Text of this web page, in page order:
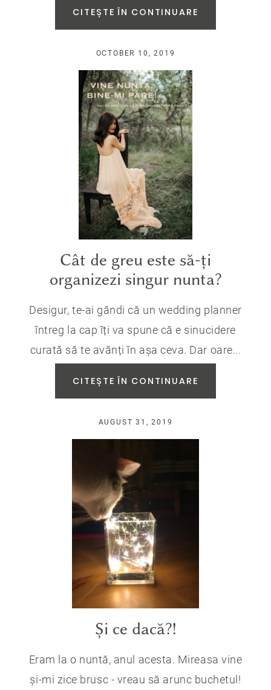
CITEȘTE ÎN CONTINUARE
OCTOBER 10, 2019
Cât de greu este să-ți
organizezi singur nunta?
Desigur, te-ai gândi că un wedding planner
întreg la cap îți va spune că e sinucidere
curată să te avânți în așa ceva. Dar oare...
CITEȘTE ÎN CONTINUARE
AUGUST 31, 2019
Și ce dacă?!
Eram la o nuntă, anul acesta. Mireasa vine
și-mi zice brusc - vreau să arunc buchetul!